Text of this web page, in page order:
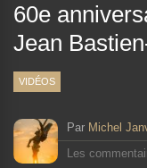
60e
Jean
VIDÉOS
Par Michel
Les